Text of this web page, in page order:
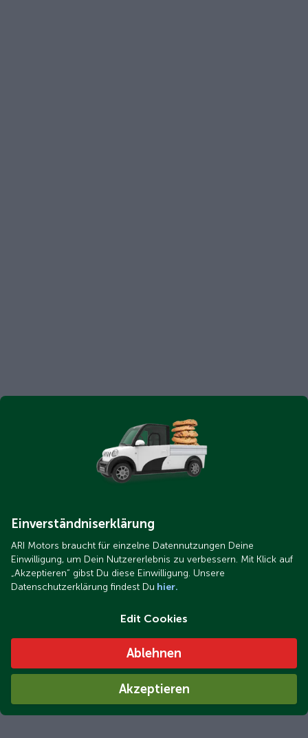
Einverständniserklärung
ARI Motors braucht für einzelne Datennutzungen Deine
Einwilligung, um Dein Nutzererlebnis zu verbessern. Mit Klick auf
„Akzeptieren“ gibst Du diese Einwilligung. Unsere
Datenschutzerklärung findest Du hier.
Edit Cookies
Ablehnen
Akzeptieren